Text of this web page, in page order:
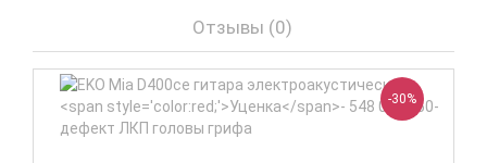
Отзывы (0)
-30%